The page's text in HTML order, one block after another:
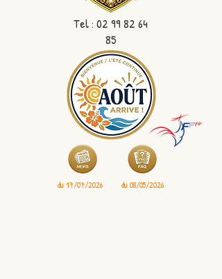
Tel : 02 99 82 64
85
du 17/07/2026 du 08/05/2026